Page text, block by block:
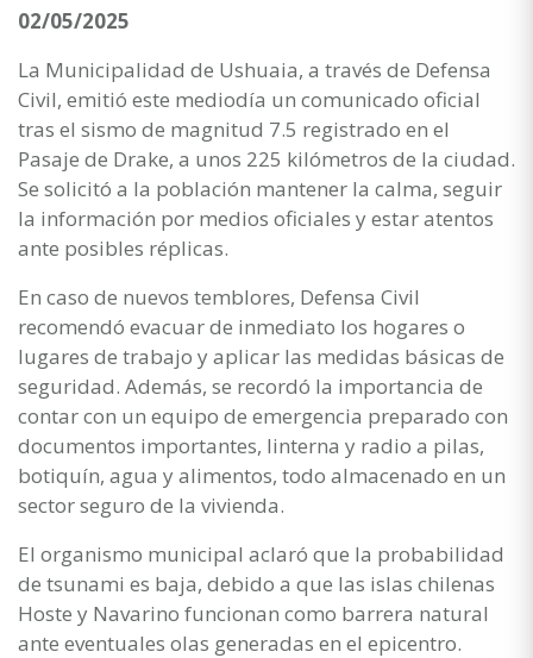
02/05/2025
La Municipalidad de Ushuaia, a través de Defensa
Civil, emitió este mediodía un comunicado oficial
tras el sismo de magnitud 7.5 registrado en el
Pasaje de Drake, a unos 225 kilómetros de la ciudad.
Se solicitó a la población mantener la calma, seguir
la información por medios oficiales y estar atentos
ante posibles réplicas.
En caso de nuevos temblores, Defensa Civil
recomendó evacuar de inmediato los hogares o
lugares de trabajo y aplicar las medidas básicas de
seguridad. Además, se recordó la importancia de
contar con un equipo de emergencia preparado con
documentos importantes, linterna y radio a pilas,
botiquín, agua y alimentos, todo almacenado en un
sector seguro de la vivienda.
El organismo municipal aclaró que la probabilidad
de tsunami es baja, debido a que las islas chilenas
Hoste y Navarino funcionan como barrera natural
ante eventuales olas generadas en el epicentro.